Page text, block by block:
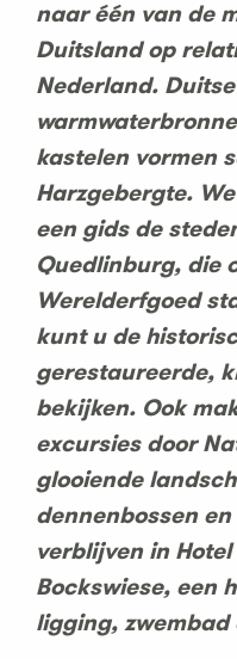
naar één van de
Duitsland op
Nederland.
kastelen vormen
Harzgebergte.
een gids de
Quedlinburg, die
Werelderfgoed
kunt u de
gerestaureerde,
bekijken. Ook
excursies door
glooiende
dennenbossen
verblijven in
Bockswiese, een
ligging, zwembad